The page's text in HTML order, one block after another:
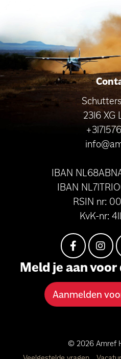
2316 XG
IBAN
IBAN
RSIN nr:
KvK-nr:
Meld je aan
Aanmelden
© 2026 Amref